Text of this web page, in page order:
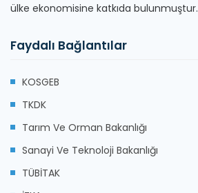
ülke ekonomisine katkıda bulunmuştur.
Faydalı Bağlantılar
KOSGEB
TKDK
Tarım Ve Orman Bakanlığı
Sanayi Ve Teknoloji Bakanlığı
TÜBİTAK